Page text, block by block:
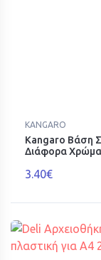
KANGARO
Kangaro Βάση
Διάφορα
3.40€